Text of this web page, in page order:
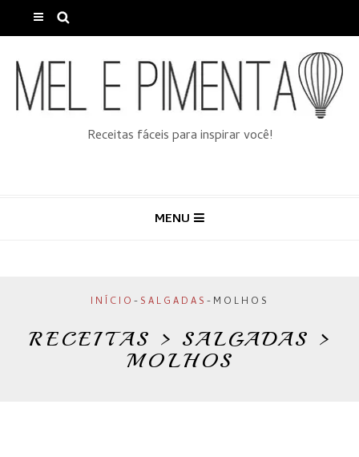
Receitas fáceis para inspirar você!
MENU
INÍCIO - SALGADAS - MOLHOS
RECEITAS > SALGADAS >
MOLHOS